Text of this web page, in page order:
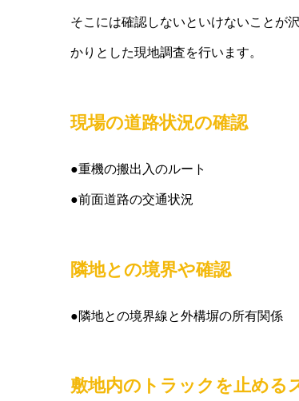
そこには確認しないといけないことが
かりとした現地調査を行います。
現場の道路状況の確認
●重機の搬出入のルート
●前面道路の交通状況
隣地との境界や確認
●隣地との境界線と外構塀の所有関係
敷地内のトラックを止める